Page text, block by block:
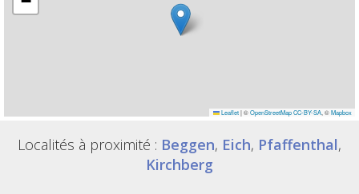
Leaflet |©OpenStreetMap CC-BY-SA, ©Mapbox
Localités à proximité : Beggen, Eich, Pfaffenthal,
Kirchberg